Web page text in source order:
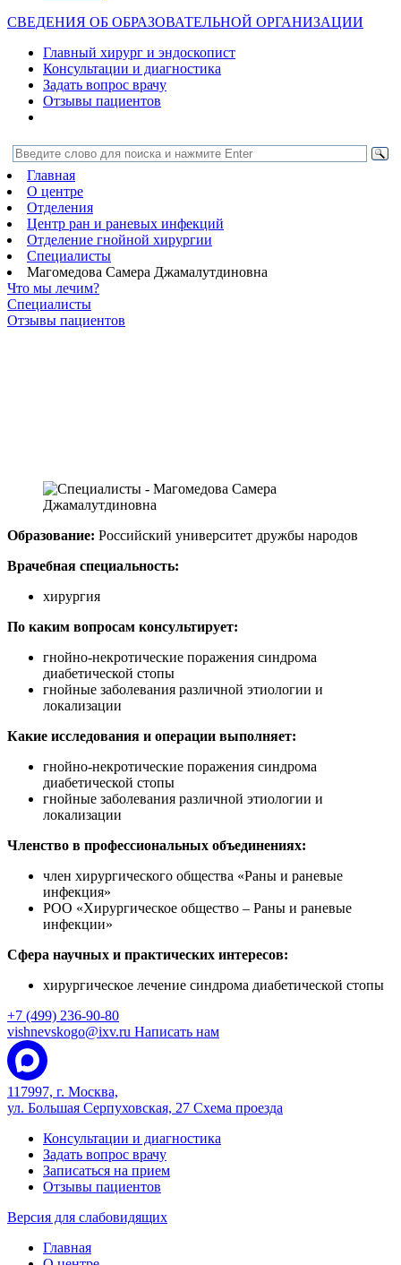
СВЕДЕНИЯ ОБ ОБРАЗОВАТЕЛЬНОЙ ОРГАНИЗАЦИИ
Главный хирург и эндоскопист
Консультации и диагностика
Задать вопрос врачу
Отзывы пациентов
Главная
О центре
Отделения
Центр ран и раневых инфекций
Отделение гнойной хирургии
Специалисты
Магомедова Самера Джамалутдиновна
Что мы лечим?
Специалисты
Отзывы пациентов
Образование: Российский университет дружбы народов
Врачебная специальность:
хирургия
По каким вопросам консультирует:
гнойно-некротические поражения синдрома
диабетической стопы
гнойные заболевания различной этиологии и
локализации
Какие исследования и операции выполняет:
гнойно-некротические поражения синдрома
диабетической стопы
гнойные заболевания различной этиологии и
локализации
Членство в профессиональных объединениях:
член хирургического общества «Раны и раневые
инфекция»
РОО «Хирургическое общество – Раны и раневые
инфекции»
Сфера научных и практических интересов:
хирургическое лечение синдрома диабетической стопы
+7 (499) 236-90-80
vishnevskogo@ixv.ru Написать нам
117997, г. Москва,
ул. Большая Серпуховская, 27 Схема проезда
Консультации и диагностика
Задать вопрос врачу
Записаться на прием
Отзывы пациентов
Версия для слабовидящих
Главная